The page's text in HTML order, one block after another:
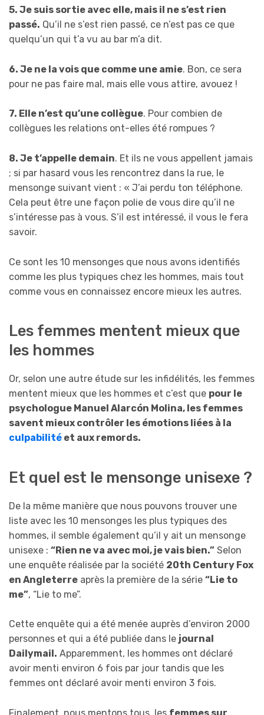
5. Je suis sortie avec elle, mais il ne s’est rien
passé. Qu’il ne s’est rien passé, ce n’est pas ce que
quelqu’un qui t’a vu au bar m’a dit.
6. Je ne la vois que comme une amie. Bon, ce sera
pour ne pas faire mal, mais elle vous attire, avouez !
7. Elle n’est qu’une collègue. Pour combien de
collègues les relations ont-elles été rompues ?
8. Je t’appelle demain. Et ils ne vous appellent jamais
; si par hasard vous les rencontrez dans la rue, le
mensonge suivant vient : « J’ai perdu ton téléphone.
Cela peut être une façon polie de vous dire qu’il ne
s’intéresse pas à vous. S’il est intéressé, il vous le fera
savoir.
Ce sont les 10 mensonges que nous avons identifiés
comme les plus typiques chez les hommes, mais tout
comme vous en connaissez encore mieux les autres.
Les femmes mentent mieux que
les hommes
Or, selon une autre étude sur les infidélités, les femmes
mentent mieux que les hommes et c’est que pour le
psychologue Manuel Alarcón Molina, les femmes
savent mieux contrôler les émotions liées à la
culpabilité et aux remords.
Et quel est le mensonge unisexe ?
De la même manière que nous pouvons trouver une
liste avec les 10 mensonges les plus typiques des
hommes, il semble également qu’il y ait un mensonge
unisexe : “Rien ne va avec moi, je vais bien.” Selon
une enquête réalisée par la société 20th Century Fox
en Angleterre après la première de la série “Lie to
me”, “Lie to me”.
Cette enquête qui a été menée auprès d’environ 2000
personnes et qui a été publiée dans le journal
Dailymail. Apparemment, les hommes ont déclaré
avoir menti environ 6 fois par jour tandis que les
femmes ont déclaré avoir menti environ 3 fois.